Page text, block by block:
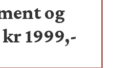
og
kr 1999,-